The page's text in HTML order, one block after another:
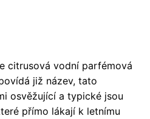
citrusová vodní parfémová
již název, tato
osvěžující a typické jsou
přímo lákají k letnímu